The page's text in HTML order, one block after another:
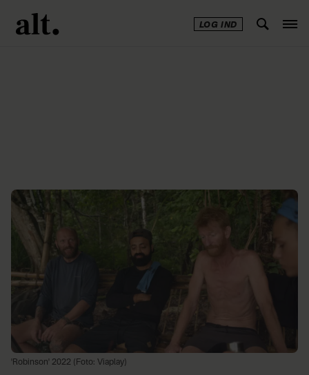
LOG IND
'Robinson' 2022 (Foto: Viaplay)